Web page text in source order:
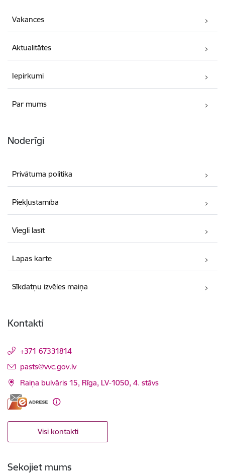
Vakances
Aktualitātes
Iepirkumi
Par mums
Noderīgi
Privātuma politika
Piekļūstamība
Viegli lasīt
Lapas karte
Sīkdatņu izvēles maiņa
Kontakti
+371 67331814
E-pasts:
pasts@vvc.gov.lv
Raiņa bulvāris 15, Rīga, LV-1050, 4. stāvs
Visi kontakti
Sekojiet mums